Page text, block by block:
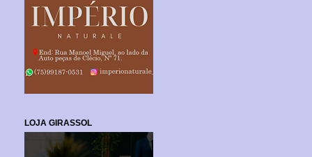
LOJA GIRASSOL